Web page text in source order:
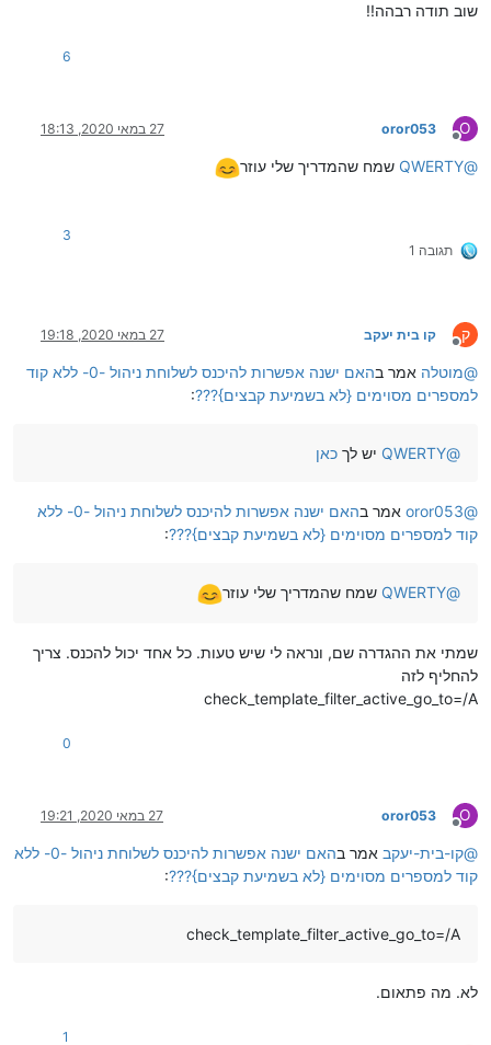
שוב תודה רבהה!!
6
O
מנותק
oror053 27 במאי 2020, 18:13
@
QWERTY שמח שהמדריך שלי עוזר
תגובה 1
3
ק
מנותק
קו בית יעקב 27 במאי 2020, 19:18
@מוטלה אמר ב
האם ישנה אפשרות להיכנס לשלוחת ניהול -0- ללא קוד
למספרים מסוימים {לא בשמיעת קבצים}???:
@
QWERTY יש לך כאן
@
oror053 אמר ב
האם ישנה אפשרות להיכנס לשלוחת ניהול -0- ללא
קוד למספרים מסוימים {לא בשמיעת קבצים}???:
@
QWERTY שמח שהמדריך שלי עוזר
שמתי את ההגדרה שם, ונראה לי שיש טעות. כל אחד יכול להכנס. צריך
להחליף לזה
check_template_filter_active_go_to=/A
0
O
מנותק
oror053 27 במאי 2020, 19:21
@קו-בית-יעקב אמר ב
האם ישנה אפשרות להיכנס לשלוחת ניהול -0- ללא
קוד למספרים מסוימים {לא בשמיעת קבצים}???:
check_template_filter_active_go_to=/A
לא. מה פתאום.
1